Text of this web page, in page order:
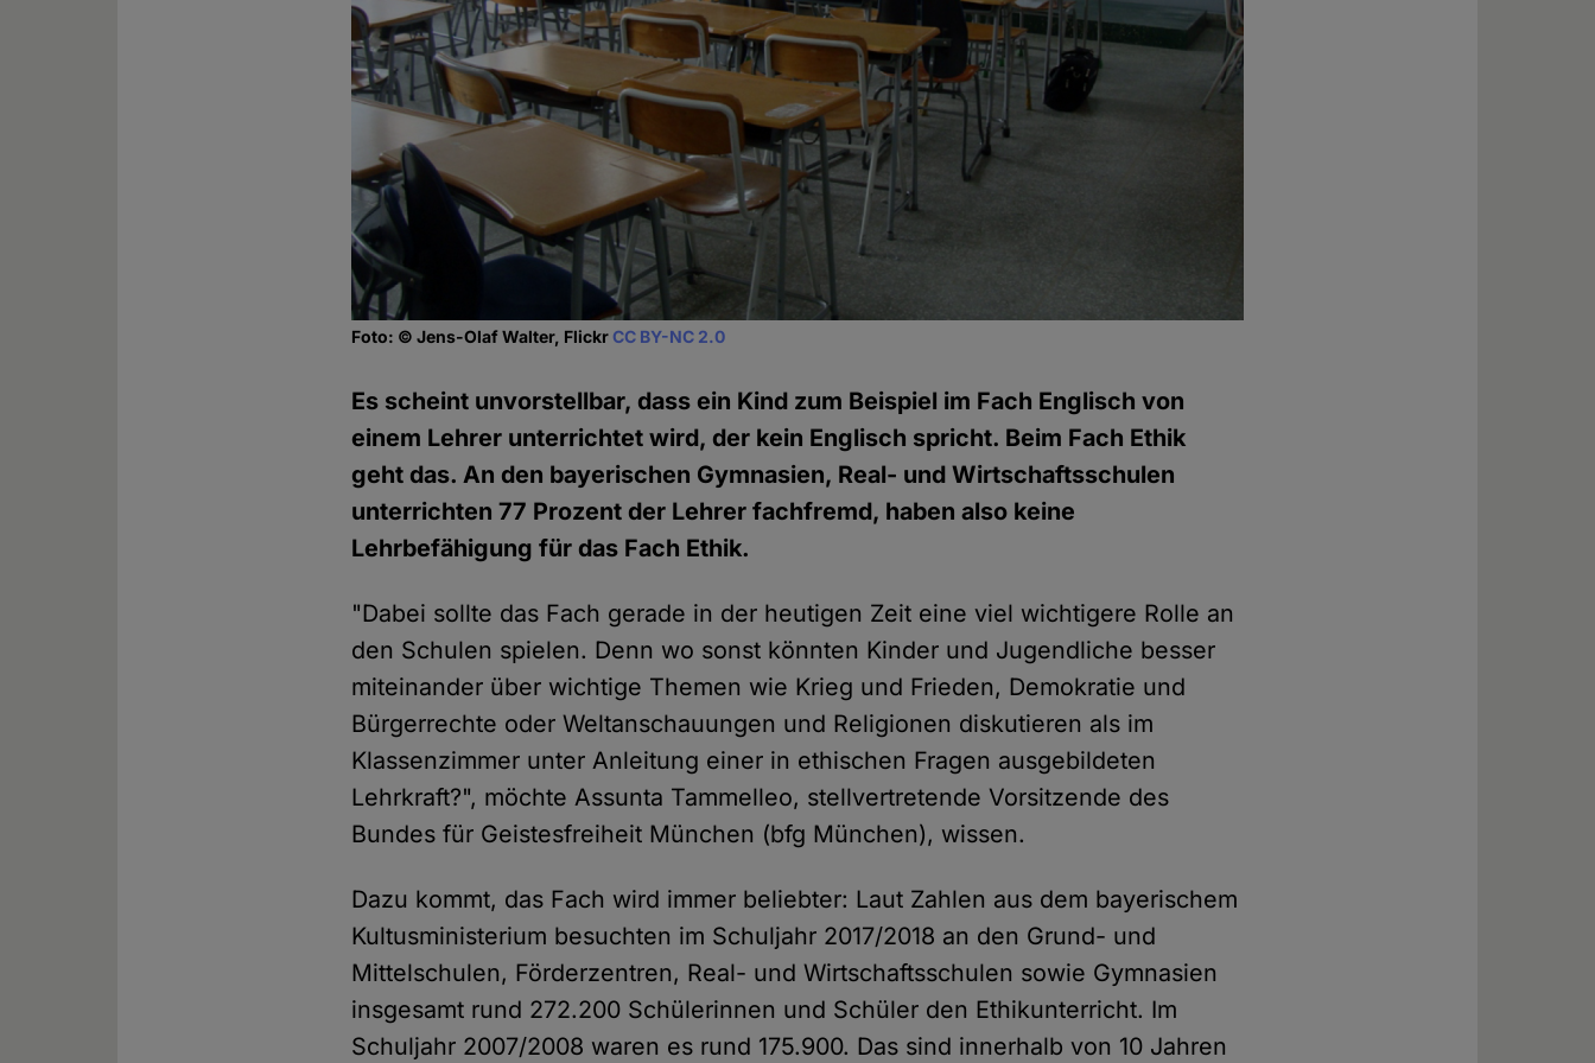
Foto: © Jens-Olaf Walter, FlickrCC BY-NC 2.0
Es scheint unvorstellbar, dass ein Kind zum Beispiel im Fach Englisch von
einem Lehrer unterrichtet wird, der kein Englisch spricht. Beim Fach Ethik
geht das. An den bayerischen Gymnasien, Real- und Wirtschaftsschulen
unterrichten 77 Prozent der Lehrer fachfremd, haben also keine
Lehrbefähigung für das Fach Ethik.
"Dabei sollte das Fach gerade in der heutigen Zeit eine viel wichtigere Rolle an
den Schulen spielen. Denn wo sonst könnten Kinder und Jugendliche besser
miteinander über wichtige Themen wie Krieg und Frieden, Demokratie und
Bürgerrechte oder Weltanschauungen und Religionen diskutieren als im
Klassenzimmer unter Anleitung einer in ethischen Fragen ausgebildeten
Lehrkraft?", möchte Assunta Tammelleo, stellvertretende Vorsitzende des
Bundes für Geistesfreiheit München (bfg München), wissen.
Dazu kommt, das Fach wird immer beliebter: Laut Zahlen aus dem bayerischem
Kultusministerium besuchten im Schuljahr 2017/2018 an den Grund- und
Mittelschulen, Förderzentren, Real- und Wirtschaftsschulen sowie Gymnasien
insgesamt rund 272.200 Schülerinnen und Schüler den Ethikunterricht. Im
Schuljahr 2007/2008 waren es rund 175.900. Das sind innerhalb von 10 Jahren